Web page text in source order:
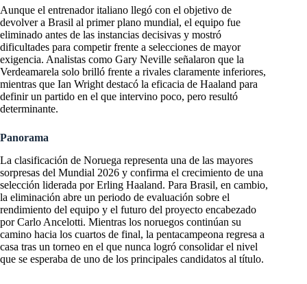
Aunque el entrenador italiano llegó con el objetivo de
devolver a Brasil al primer plano mundial, el equipo fue
eliminado antes de las instancias decisivas y mostró
dificultades para competir frente a selecciones de mayor
exigencia. Analistas como Gary Neville señalaron que la
Verdeamarela solo brilló frente a rivales claramente inferiores,
mientras que Ian Wright destacó la eficacia de Haaland para
definir un partido en el que intervino poco, pero resultó
determinante.
Panorama
La clasificación de Noruega representa una de las mayores
sorpresas del Mundial 2026 y confirma el crecimiento de una
selección liderada por Erling Haaland. Para Brasil, en cambio,
la eliminación abre un periodo de evaluación sobre el
rendimiento del equipo y el futuro del proyecto encabezado
por Carlo Ancelotti. Mientras los noruegos continúan su
camino hacia los cuartos de final, la pentacampeona regresa a
casa tras un torneo en el que nunca logró consolidar el nivel
que se esperaba de uno de los principales candidatos al título.